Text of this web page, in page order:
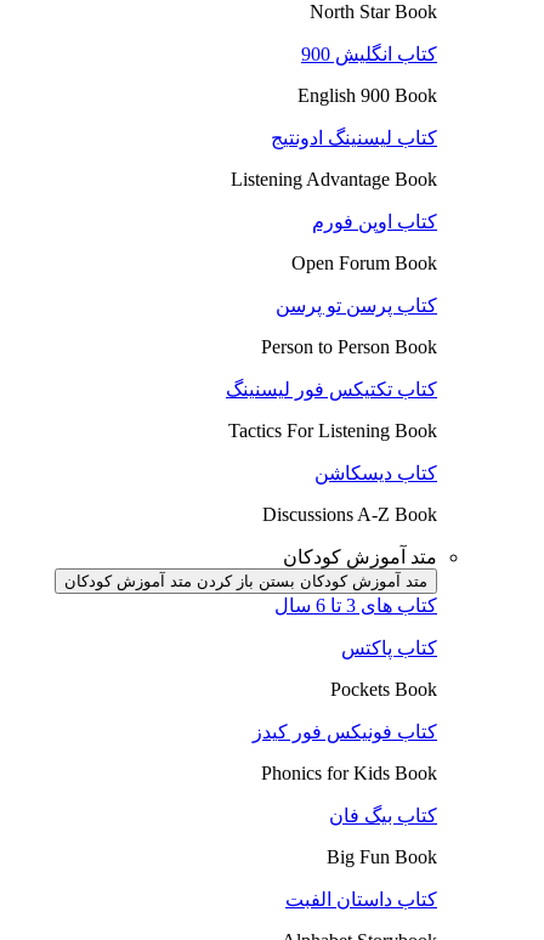
North Star Book
کتاب انگلیش 900
English 900 Book
کتاب لیسنینگ ادونتیج
Listening Advantage Book
کتاب اوپن فورم
Open Forum Book
کتاب پرسن تو پرسن
Person to Person Book
کتاب تکتیکس فور لیسنینگ
Tactics For Listening Book
کتاب دیسکاشن
Discussions A-Z Book
متد آموزش کودکان
متد آموزش کودکان بستن باز کردن متد آموزش کودکان
کتاب های 3 تا 6 سال
کتاب پاکتس
Pockets Book
کتاب فونیکس فور کیدز
Phonics for Kids Book
کتاب بیگ فان
Big Fun Book
کتاب داستان الفبت